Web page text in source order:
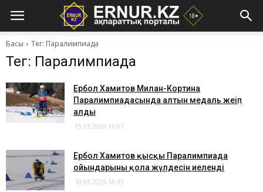
Басы Тег: Паралимпиада
Тег: Паралимпиада
Ербол Хамитов Милан-Кортина
Паралимпиадасында алтын медаль жеңіп
алды
13.03.2026 18:07
Ербол Хамитов қысқы Паралимпиада
ойындарының қола жүлдесін иеленді
10.03.2026 18:33